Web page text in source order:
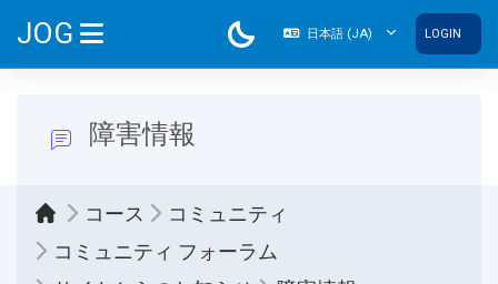
JOG 日本語 ‎(JA)‎ LOGIN
障害情報
コース
コミュニティ
コミュニティ フォーラム